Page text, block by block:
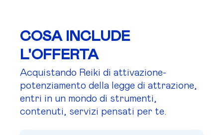
COSA INCLUDE
L'OFFERTA
Acquistando Reiki di attivazione-
potenziamento della legge di attrazione,
entri in un mondo di strumenti,
contenuti, servizi pensati per te.